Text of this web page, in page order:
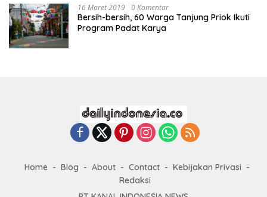
16 Maret 2019 0 Komentar
Bersih-bersih, 60 Warga Tanjung Priok Ikuti
Program Padat Karya
Home Blog About Contact
Kebijakan Privasi
Redaksi